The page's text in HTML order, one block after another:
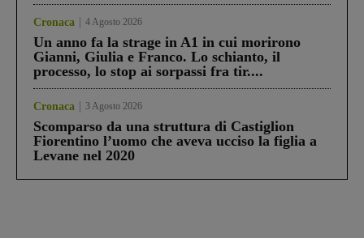
Cronaca 4 Agosto 2026
Un anno fa la strage in A1 in cui morirono
Gianni, Giulia e Franco. Lo schianto, il
processo, lo stop ai sorpassi fra tir....
Cronaca 3 Agosto 2026
Scomparso da una struttura di Castiglion
Fiorentino l’uomo che aveva ucciso la figlia a
Levane nel 2020